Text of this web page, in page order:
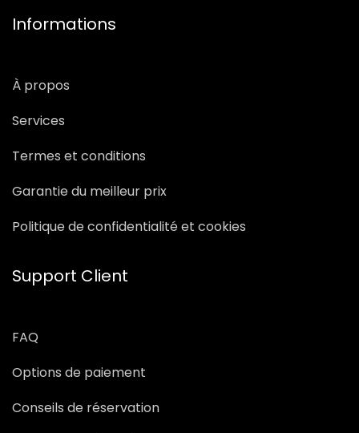
Informations
À propos
Services
Termes et conditions
Garantie du meilleur prix
Politique de confidentialité et cookies
Support Client
FAQ
Options de paiement
Conseils de réservation